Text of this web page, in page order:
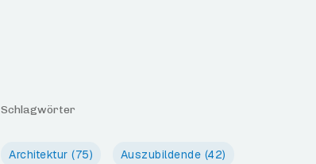
Schlagwörter
Architektur (75) Auszubildende (42)